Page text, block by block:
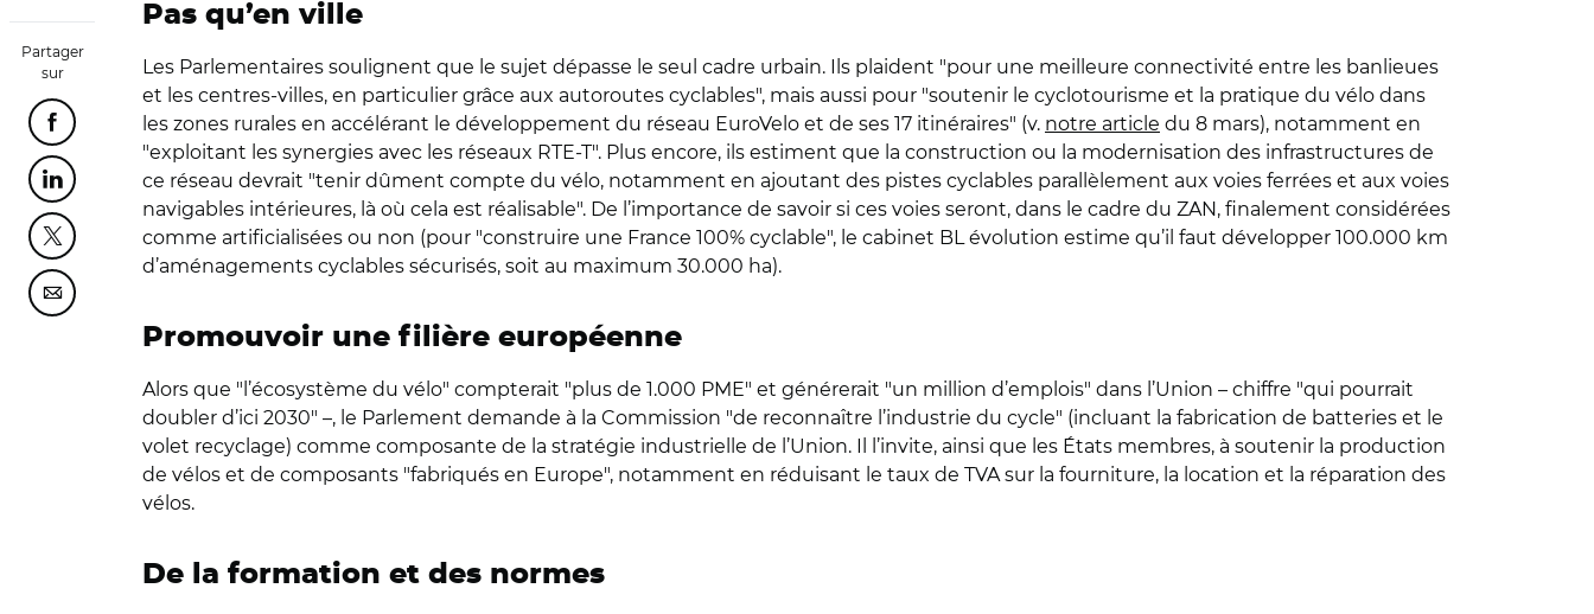
Partager
sur
Partager cette page sur Facebook
Partager cette page sur Linkedin
Partager cette page sur Twitter
Partager cette page sur Courriel
Pas qu’en ville
Les Parlementaires soulignent que le sujet dépasse le seul cadre urbain. Ils plaident "pour une meilleure connectivité entre les banlieues
et les centres-villes, en particulier grâce aux autoroutes cyclables", mais aussi pour "soutenir le cyclotourisme et la pratique du vélo dans
les zones rurales en accélérant le développement du réseau EuroVelo et de ses 17 itinéraires" (v. notre article du 8 mars), notamment en
"exploitant les synergies avec les réseaux RTE-T". Plus encore, ils estiment que la construction ou la modernisation des infrastructures de
ce réseau devrait "tenir dûment compte du vélo, notamment en ajoutant des pistes cyclables parallèlement aux voies ferrées et aux voies
navigables intérieures, là où cela est réalisable". De l’importance de savoir si ces voies seront, dans le cadre du ZAN, finalement considérées
comme artificialisées ou non (pour "construire une France 100% cyclable", le cabinet BL évolution estime qu’il faut développer 100.000 km
d’aménagements cyclables sécurisés, soit au maximum 30.000 ha).
Promouvoir une filière européenne
Alors que "l’écosystème du vélo" compterait "plus de 1.000 PME" et générerait "un million d’emplois" dans l’Union – chiffre "qui pourrait
doubler d’ici 2030" –, le Parlement demande à la Commission "de reconnaître l’industrie du cycle" (incluant la fabrication de batteries et le
volet recyclage) comme composante de la stratégie industrielle de l’Union. Il l’invite, ainsi que les États membres, à soutenir la production
de vélos et de composants "fabriqués en Europe", notamment en réduisant le taux de TVA sur la fourniture, la location et la réparation des
vélos.
De la formation et des normes